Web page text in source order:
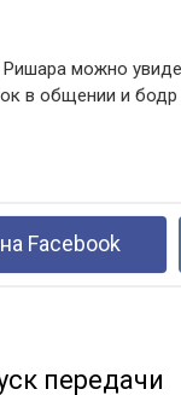
можно
в общении и
Facebook
передачи